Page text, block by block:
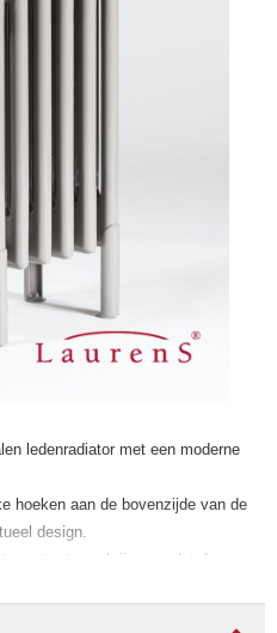
ledenradiator met een moderne
hoeken aan de bovenzijde van de
design.
maten te verkrijgen zodat de